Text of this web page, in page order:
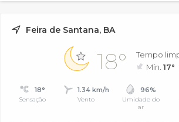
Feira de Santana, BA
18°
Tempo
Mín.17°
18°
Sensação
1.34 km/h
Vento
96%
Umidade do
ar